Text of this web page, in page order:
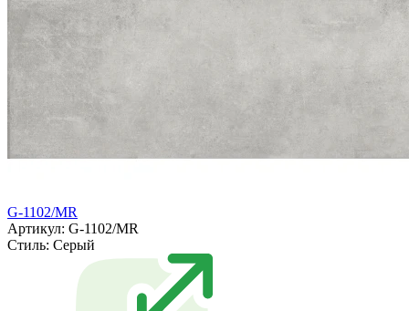
G-1102/MR
Артикул: G-1102/MR
Стиль: Серый